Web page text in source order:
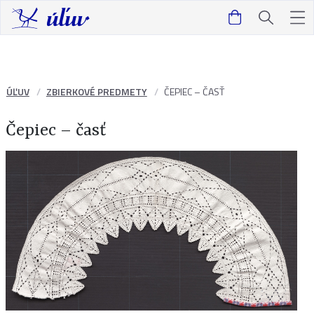
ÚĽUV ZBIERKOVÉ PREDMETY ČEPIEC – ČASŤ
Čepiec – časť